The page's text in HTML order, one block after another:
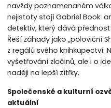
navždy poznamenaném
nejistoty stojí Gabriel Book:
detektiv, který dává
Řeší záhady jako „poloviční
z regálů svého knihkupectví.
vyšetřování zločinů, ale i o
naději na lepší zítřky.
Společenské a kulturní
aktuální